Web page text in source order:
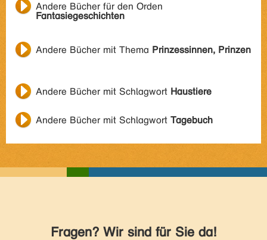
Andere Bücher für den Orden
Fantasiegeschichten
Andere Bücher mit Thema Prinzessinnen, Prinzen
Andere Bücher mit Schlagwort Haustiere
Andere Bücher mit Schlagwort Tagebuch